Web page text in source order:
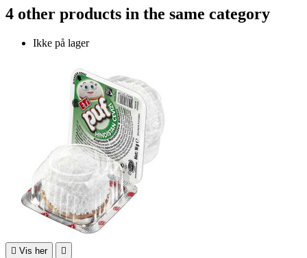
4 other products in the same category
Ikke på lager
 Vis her 